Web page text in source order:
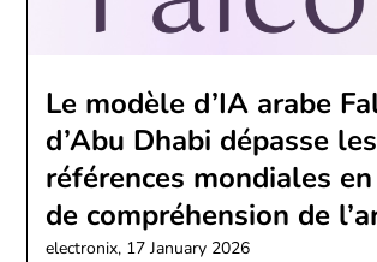
Le modèle d’IA arabe
d’Abu Dhabi dépasse les
références mondiales
de compréhension de
electronix, 17 January 2026